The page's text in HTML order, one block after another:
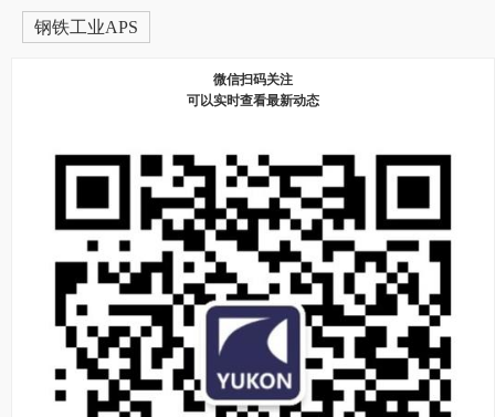
钢铁工业APS
微信扫码关注
可以实时查看最新动态